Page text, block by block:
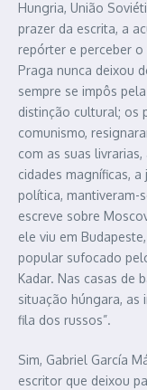
Hungria, União
prazer da escrita, a
repórter e perceber o
Praga nunca deixou
sempre se impôs
distinção cultural; os
comunismo,
com as suas
cidades magníficas,
política, mantiveram-
escreve sobre
ele viu em
popular sufocado
Kadar. Nas casas de
situação húngara, as
fila dos russos”.
Sim, Gabriel García
escritor que deixou